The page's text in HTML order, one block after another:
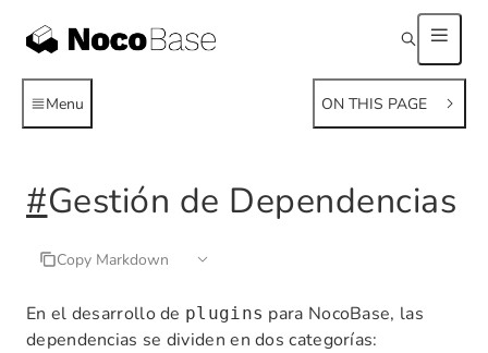
Menu ON THIS PAGE
#Gestión de Dependencias
Copy Markdown
En el desarrollo de plugins para NocoBase, las
dependencias se dividen en dos categorías: